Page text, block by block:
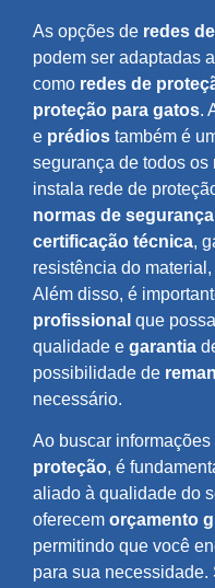
As opções de redes
podem ser adaptadas
como redes de
proteção para gatos.
e prédios também é
segurança de todos os
instala rede de
normas de segurança
certificação técnica,
resistência do
Além disso, é
profissional que
qualidade e garantia
possibilidade de
necessário.
Ao buscar informações
proteção, é
aliado à qualidade do
oferecem orçamento
permitindo que você
para sua